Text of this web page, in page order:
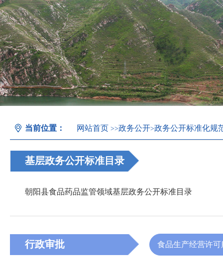
当前位置： 网站首页 >>政务公开>政务公开标准化规
基层政务公开标准目录
朝阳县食品药品监管领域基层政务公开标准目录
行政审批 食品生产经营许可